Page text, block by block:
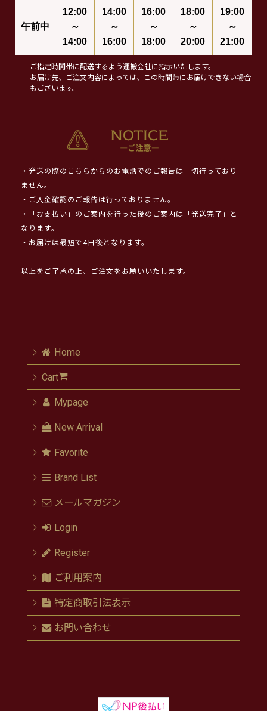
午前中
12:00
～
14:00
14:00
～
16:00
16:00
～
18:00
18:00
～
20:00
19:00
～
21:00
ご指定時間帯に配送するよう運搬会社に指示いたします。
お届け先、ご注文内容によっては、この時間帯にお届けできない場合
もございます。
・発送の際のこちらからのお電話でのご報告は一切行っており
ません。
・ご入金確認のご報告は行っておりません。
・「お支払い」のご案内を行った後のご案内は「発送完了」と
なります。
・お届けは最短で4日後となります。
以上をご了承の上、ご注文をお願いいたします。
Home
Cart
Mypage
New Arrival
Favorite
Brand List
メールマガジン
Login
Register
ご利用案内
特定商取引法表示
お問い合わせ